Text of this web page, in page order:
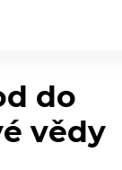
do
vědy